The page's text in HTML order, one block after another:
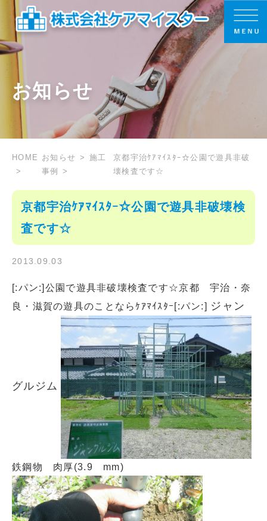
お知らせ
HOME お知らせ
施工
事例
京都宇治ｹｱﾏｲｽﾀｰ☆公園で遊具非破
壊検査です☆
京都宇治ｹｱﾏｲｽﾀｰ☆公園で遊具非破壊検
査です☆
2013.09.03
[:パン:]公園で遊具非破壊検査です☆京都 宇治・奈
良・滋賀の遊具のことならｹｱﾏｲｽﾀｰ[:パン:] ジャン
グルジム
鉄鋼物 肉厚(3.9 mm)